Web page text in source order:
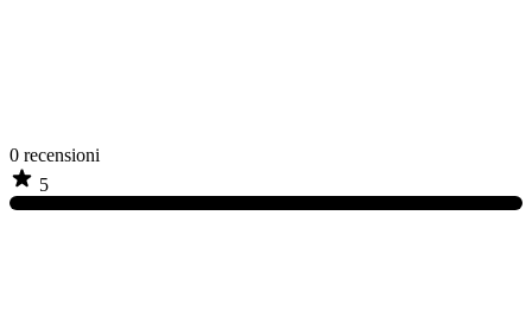
0 recensioni
5